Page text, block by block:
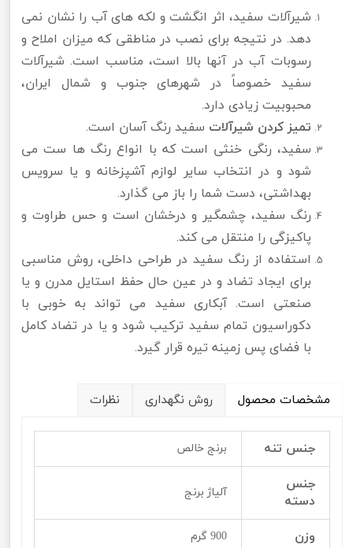
شیرآلات سفید، اثر انگشت و لکه های آب را نشان نمی
دهد. در نتیجه برای نصب در مناطقی که میزان املاح و
رسوبات آب در آنها بالا است، مناسب است. شیرآلات
سفید خصوصاً در شهرهای جنوب و شمال ایران،
محبوبیت زیادی دارد.
تمیز کردن شیرآلات سفید رنگ آسان است.
سفید، رنگی خنثی است که با انواع رنگ ها ست می
شود و در انتخاب سایر لوازم آشپزخانه و یا سرویس
بهداشتی، دست شما را باز می گذارد.
رنگ سفید، چشمگیر و درخشان است و حس طراوت و
پاکیزگی را منتقل می کند.
استفاده از رنگ سفید در طراحی داخلی، روش مناسبی
برای ایجاد تضاد و در عین حال حفظ استایل مدرن و یا
صنعتی است. آبکاری سفید می تواند به خوبی با
دکوراسیون تمام سفید ترکیب شود و یا در تضاد کامل
با فضای پس زمینه تیره قرار گیرد.
مشخصات محصول روش نگهداری نظرات
جنس تنه برنج خالص
جنس
دسته
آلیاژ برنج
وزن 900 گرم